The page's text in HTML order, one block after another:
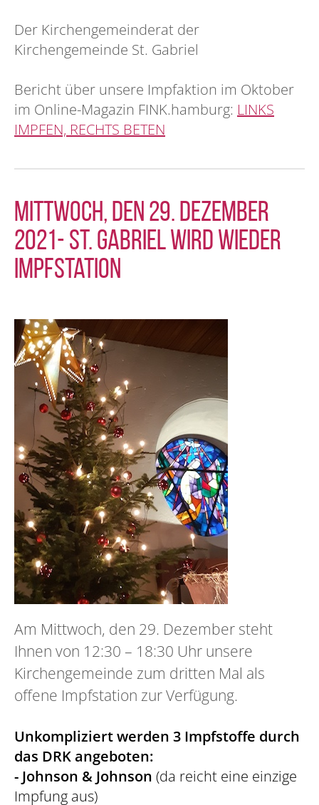
Der Kirchengemeinderat der
Kirchengemeinde St. Gabriel
Bericht über unsere Impfaktion im Oktober
im Online-Magazin FINK.hamburg: LINKS
IMPFEN, RECHTS BETEN
Mittwoch, den 29. Dezember
2021- St. Gabriel wird wieder
Impfstation
Am Mittwoch, den 29. Dezember steht
Ihnen von 12:30 – 18:30 Uhr unsere
Kirchengemeinde zum dritten Mal als
offene Impfstation zur Verfügung.
Unkompliziert werden 3 Impfstoffe durch
das DRK angeboten:
- Johnson & Johnson (da reicht eine einzige
Impfung aus)